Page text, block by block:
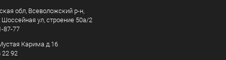
обл, Всеволожский р-н,
Шоссейная ул, строение 50а/2
87-77
Карима д.16
22 92